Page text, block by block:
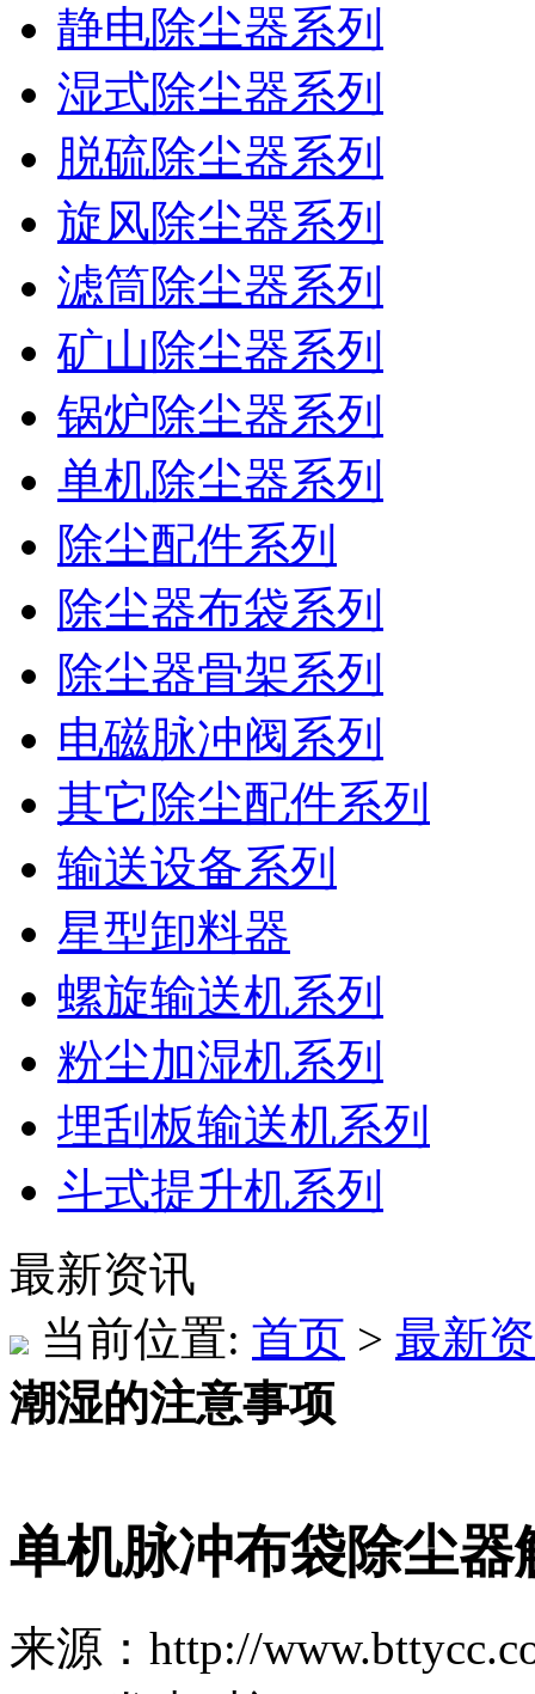
静电除尘器系列
湿式除尘器系列
脱硫除尘器系列
旋风除尘器系列
滤筒除尘器系列
矿山除尘器系列
锅炉除尘器系列
单机除尘器系列
除尘配件系列
除尘器布袋系列
除尘器骨架系列
电磁脉冲阀系列
其它除尘配件系列
输送设备系列
星型卸料器
螺旋输送机系列
粉尘加湿机系列
埋刮板输送机系列
斗式提升机系列
最新资讯
当前位置: 首页 > 最新
潮湿的注意事项
单机脉冲布袋除尘
来源：http://